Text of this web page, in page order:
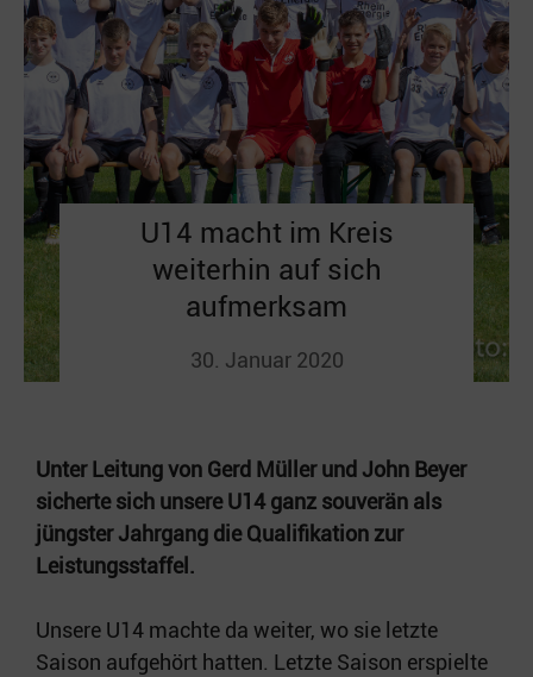
U14 macht im Kreis
weiterhin auf sich
aufmerksam
30. Januar 2020
Unter Leitung von Gerd Müller und John Beyer
sicherte sich unsere U14 ganz souverän als
jüngster Jahrgang die Qualifikation zur
Leistungsstaffel.
Unsere U14 machte da weiter, wo sie letzte
Saison aufgehört hatten. Letzte Saison erspielte